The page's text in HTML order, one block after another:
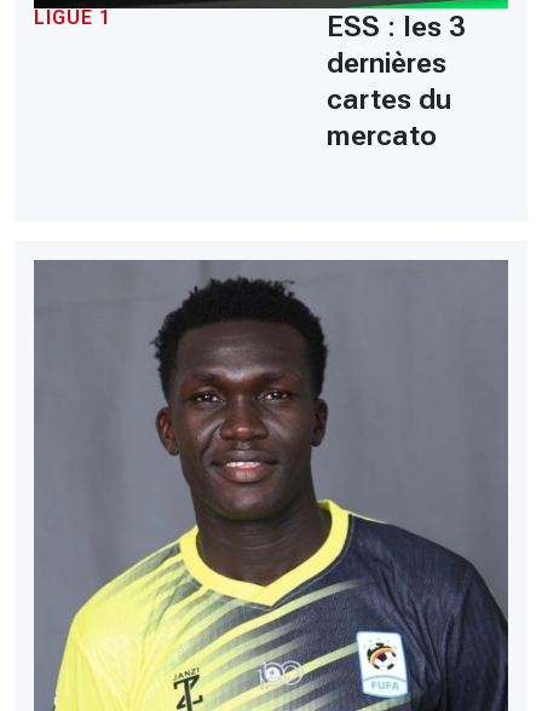
LIGUE 1
ESS : les 3
dernières
cartes du
mercato